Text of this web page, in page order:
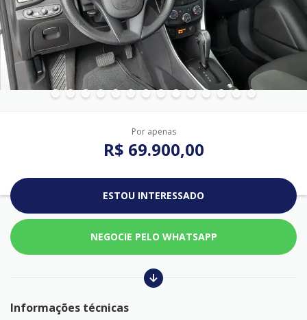
Por apenas
R$ 69.900,00
ESTOU INTERESSADO
NEGOCIE PELO WHATSAPP
Informações técnicas